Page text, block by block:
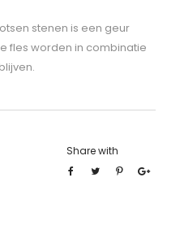
stenen is een geur
fles worden in combinatie
Share with